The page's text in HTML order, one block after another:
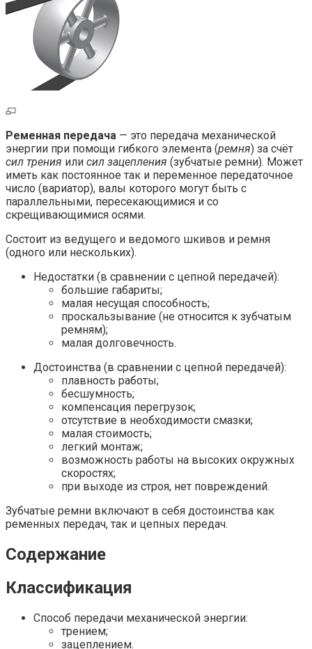
Ременная передача — это передача механической
энергии при помощи гибкого элемента (ремня) за счёт
сил трения или сил зацепления (зубчатые ремни). Может
иметь как постоянное так и переменное передаточное
число (вариатор), валы которого могут быть с
параллельными, пересекающимися и со
скрещивающимися осями.
Состоит из ведущего и ведомого шкивов и ремня
(одного или нескольких).
Недостатки (в сравнении с цепной передачей):
большие габариты;
малая несущая способность;
проскальзывание (не относится к зубчатым
ремням);
малая долговечность.
Достоинства (в сравнении с цепной передачей):
плавность работы;
бесшумность;
компенсация перегрузок;
отсутствие в необходимости смазки;
малая стоимость;
легкий монтаж;
возможность работы на высоких окружных
скоростях;
при выходе из строя, нет повреждений.
Зубчатые ремни включают в себя достоинства как
ременных передач, так и цепных передач.
Содержание
Классификация
Способ передачи механической энергии:
трением;
зацеплением.